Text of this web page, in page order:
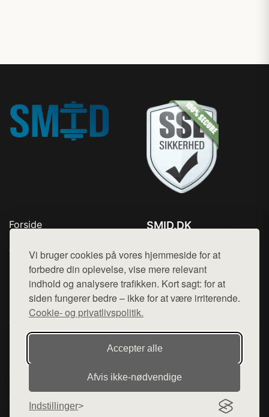
Vi bruger cookies på vores hjemmeside for at
forbedre din oplevelse, vise mere relevant
indhold og analysere trafikken. Kort sagt: for at
siden fungerer bedre – ikke for at være irriterende.
Cookie- og privatlivspolitik.
Accepter alle
Afvis ikke‑nødvendige
Indstillinger
Forside
Top Rabatter
Kontakt
SMID.DK
Mail: hej@want.dk
Cookie- og privatlivspolitik
Denne side er en del af want.dk, der udgiver en række
hjemmesider med præsentation af forskellige produkter fra
diverse webshops. Der sælges ikke varer fra denne side - vi
varerne på lager.